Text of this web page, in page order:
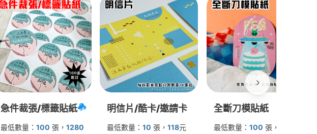
急件裁張/標籤貼紙
最低數量：100 張 ，1280
明信片/酷卡/邀請卡
最低數量：10 張 ，118元
全斷刀模貼紙
最低數量： 100 張，